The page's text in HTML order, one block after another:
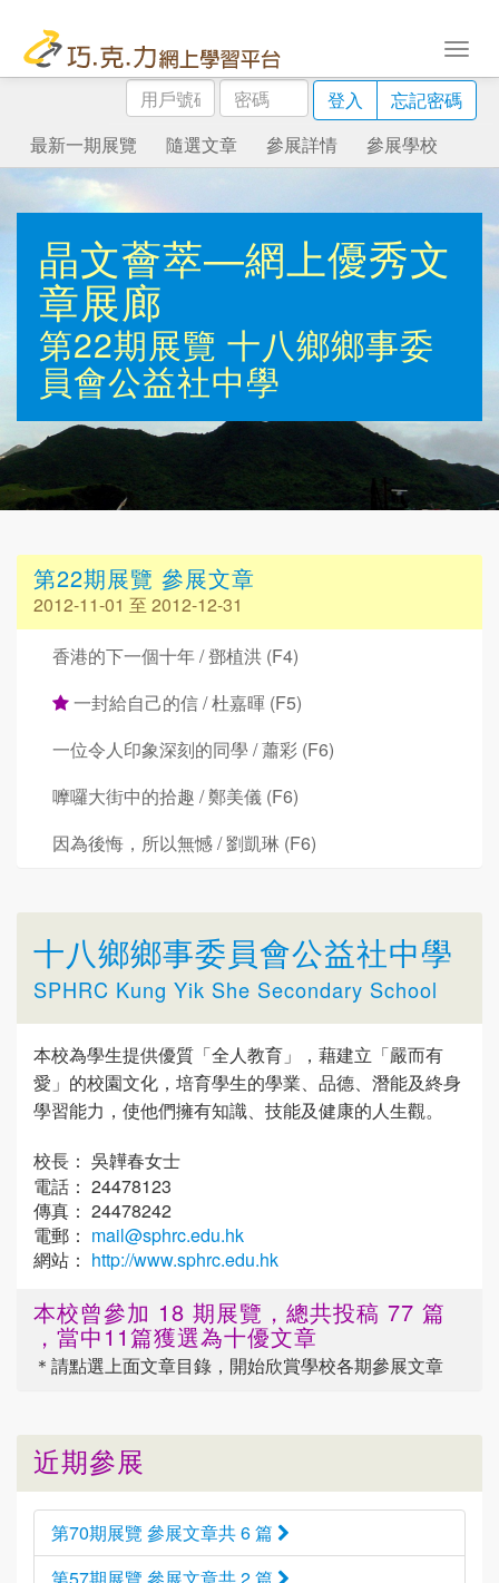
用
戶
號
碼
密
碼
登入
忘記密碼
最新一期展覽
隨選文章 參展詳情 參展學校
晶文薈萃—網上優秀文
章展廊
第22期展覽 十八鄉鄉事委
員會公益社中學
第22期展覽 參展文章
2012-11-01 至 2012-12-31
香港的下一個十年 / 鄧植洪 (F4)
一封給自己的信 / 杜嘉暉 (F5)
一位令人印象深刻的同學 / 蕭彩 (F6)
嚤囉大街中的拾趣 / 鄭美儀 (F6)
因為後悔，所以無憾 / 劉凱琳 (F6)
十八鄉鄉事委員會公益社中學
SPHRC Kung Yik She Secondary School
本校為學生提供優質「全人教育」，藉建立「嚴而有
愛」的校園文化，培育學生的學業、品德、潛能及終身
學習能力，使他們擁有知識、技能及健康的人生觀。
校長： 吳韡春女士
電話： 24478123
傳真： 24478242
電郵： mail@sphrc.edu.hk
網站： http://www.sphrc.edu.hk
本校曾參加 18 期展覽，總共投稿 77 篇
，當中11篇獲選為十優文章
＊請點選上面文章目錄，開始欣賞學校各期參展文章
近期參展
第70期展覽 參展文章共 6 篇